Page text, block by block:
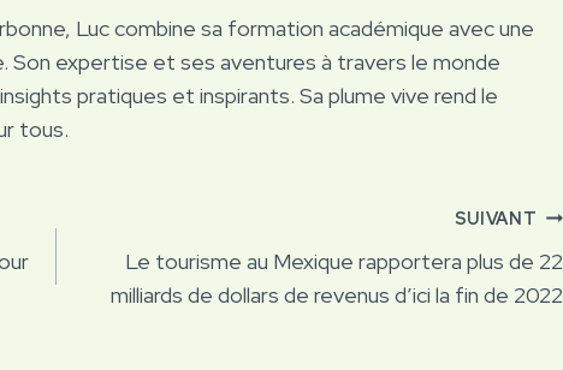
Luc combine sa formation académique avec une
Son expertise et ses aventures à travers le monde
pratiques et inspirants. Sa plume vive rend le
tous.
SUIVANT
Le tourisme au Mexique rapportera plus de 22
milliards de dollars de revenus d’ici la fin de 2022